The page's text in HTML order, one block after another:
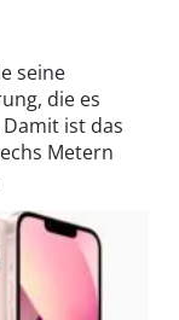
seine
die es
ist das
Metern